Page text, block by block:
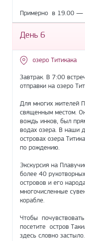
Примерно в 19.00 —
День 6
озеро Титикака
Завтрак. В 7:00
отправки на озеро
Для многих жителей
священным местом.
вождь инков, был
водах озера. В наши
островах озера
по рождению.
Экскурсия на
более 40
островов и его
многочисленные
корабле.
Чтобы
посетите остров
здесь словно